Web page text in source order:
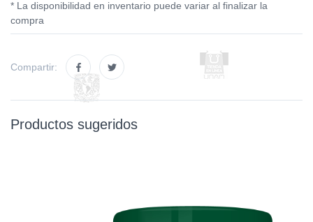
* La disponibilidad en inventario puede variar al finalizar la
compra
Compartir:
Productos sugeridos